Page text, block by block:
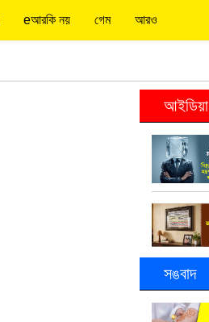
eআরকি নয় গেম আরও
আইডিয়া
সঙবাদ